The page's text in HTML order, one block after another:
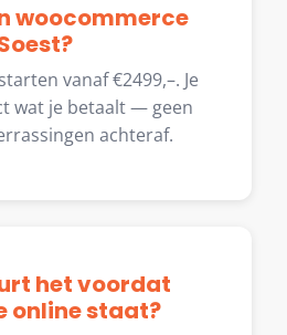
woocommerce
vanaf €2499,–. Je
wat je betaalt — geen
achteraf.
het voordat
online staat?